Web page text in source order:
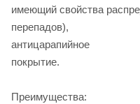
имеющий свойства
перепадов),
антицарапийное